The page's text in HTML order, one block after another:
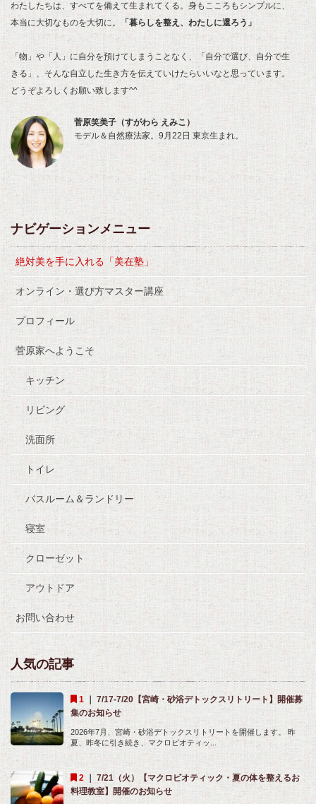
わたしたちは、すべてを備えて生まれてくる。身もこころもシンプルに、
本当に大切なものを大切に。
「暮らしを整え、わたしに還ろう」
「物」や「人」に自分を預けてしまうことなく、「自分で選び、自分で生
きる」、そんな自立した生き方を伝えていけたらいいなと思っています。
どうぞよろしくお願い致します^^
菅原笑美子（すがわら えみこ）
モデル＆自然療法家。9月22日 東京生まれ。
ナビゲーションメニュー
絶対美を手に入れる「美在塾」
オンライン・選び方マスター講座
プロフィール
菅原家へようこそ
キッチン
リビング
洗面所
トイレ
バスルーム＆ランドリー
寝室
クローゼット
アウトドア
お問い合わせ
人気の記事
7/17-7/20【宮崎・砂浴デトックスリトリート】開催募
集のお知らせ
2026年7月、宮崎・砂浴デトックスリトリートを開催します。 昨
夏、昨冬に引き続き、マクロビオティッ...
｜ 7/21（火）【マクロビオティック・夏の体を整えるお
料理教室】開催のお知らせ